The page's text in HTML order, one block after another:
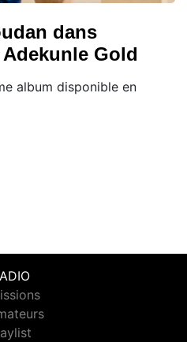
dans
Gold
album disponible en